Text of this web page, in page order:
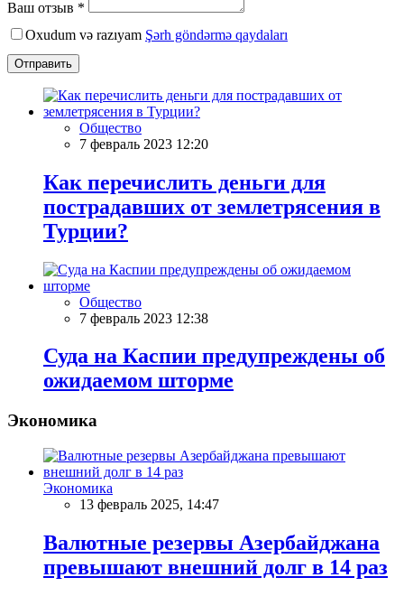
Ваш отзыв *
Oxudum və razıyam Şərh göndərmə qaydaları
Отправить
Общество
7 февраль 2023 12:20
Как перечислить деньги для
пострадавших от землетрясения в
Турции?
Общество
7 февраль 2023 12:38
Суда на Каспии предупреждены об
ожидаемом шторме
Экономика
Экономика
13 февраль 2025, 14:47
Валютные резервы Азербайджана
превышают внешний долг в 14 раз